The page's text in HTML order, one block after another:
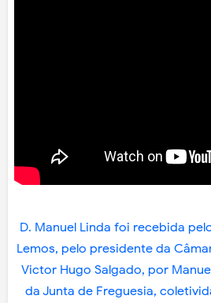
D. Manuel Linda foi recebida
Lemos, pelo presidente da
Victor Hugo Salgado, por
da Junta de Freguesia,